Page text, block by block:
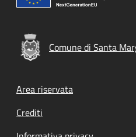
Comune di Santa
Footer menu
Area riservata
Crediti